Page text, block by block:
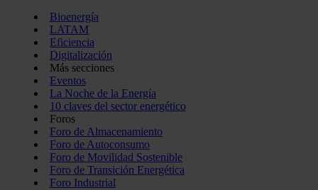
Bioenergía
LATAM
Eficiencia
Digitalización
Más secciones
Eventos
La Noche de la Energía
10 claves del sector energético
Foros
Foro de Almacenamiento
Foro de Autoconsumo
Foro de Movilidad Sostenible
Foro de Transición Energética
Foro Industrial